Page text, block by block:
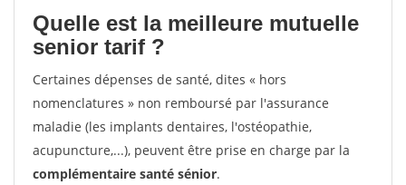
Quelle est la meilleure mutuelle
senior tarif ?
Certaines dépenses de santé, dites « hors
nomenclatures » non remboursé par l'assurance
maladie (les implants dentaires, l'ostéopathie,
acupuncture,...), peuvent être prise en charge par la
complémentaire santé sénior.